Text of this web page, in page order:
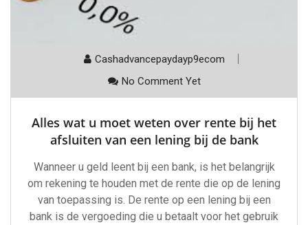
Cashadvancepaydayp9ecom
No Comment Yet
Alles wat u moet weten over rente bij het
afsluiten van een lening bij de bank
Wanneer u geld leent bij een bank, is het belangrijk
om rekening te houden met de rente die op de lening
van toepassing is. De rente op een lening bij een
bank is de vergoeding die u betaalt voor het gebruik